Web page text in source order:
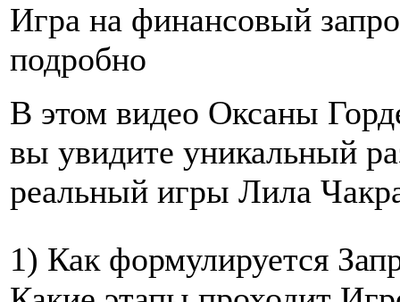
Игра на финансовый
подробно
В этом видео Оксаны
вы увидите уникальный
реальный игры Лила
1) Как формулируется